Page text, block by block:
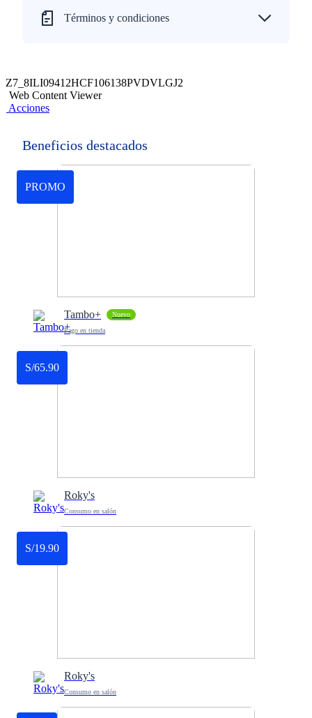
Términos y condiciones
Z7_8ILI09412HCF106138PVDVLGJ2
Web Content Viewer
Acciones
Beneficios destacados
PROMO
Tambo+ Nuevo
Pago en tienda
S/65.90
Roky's
Consumo en salón
S/19.90
Roky's
Consumo en salón